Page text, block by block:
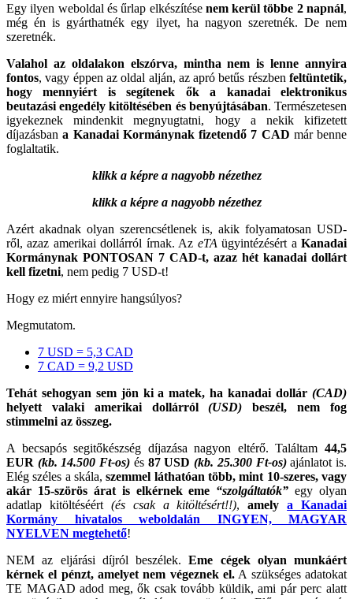
Egy ilyen weboldal és űrlap elkészítése nem kerül többe 2 napnál,
még én is gyárthatnék egy ilyet, ha nagyon szeretnék. De nem
szeretnék.
Valahol az oldalakon elszórva, mintha nem is lenne annyira
fontos, vagy éppen az oldal alján, az apró betűs részben feltüntetik,
hogy mennyiért is segítenek ők a kanadai elektronikus
beutazási engedély kitöltésében és benyújtásában. Természetesen
igyekeznek mindenkit megnyugtatni, hogy a nekik kifizetett
díjazásbana Kanadai Kormánynak fizetendő 7 CAD már benne
foglaltatik.
klikk a képre a nagyobb nézethez
klikk a képre a nagyobb nézethez
Azért akadnak olyan szerencsétlenek is, akik folyamatosan USD-
ről, azaz amerikai dollárról írnak. Az eTA ügyintézésért aKanadai
Kormánynak PONTOSAN 7 CAD-t, azaz hét kanadai dollárt
kell fizetni, nem pedig 7 USD-t!
Hogy ez miért ennyire hangsúlyos?
Megmutatom.
7 USD = 5,3 CAD
7 CAD = 9,2 USD
Tehát sehogyan sem jön ki a matek, ha kanadai dollár (CAD)
helyett valaki amerikai dollárról(USD) beszél, nem fog
stimmelni az összeg.
A becsapós segitőkészség díjazása nagyon eltérő. Találtam 44,5
EUR (kb. 14.500 Ft-os) és87 USD(kb. 25.300 Ft-os)ajánlatot is.
Elég széles a skála,szemmel láthatóan több, mint 10-szeres, vagy
akár 15-szörös árat is elkérnek eme “szolgáltatók” egy olyan
adatlap kitöltéséért (és csak a kitöltésért!!),amelya Kanadai
Kormány hivatalos weboldalán INGYEN, MAGYAR
NYELVEN megtehető!
NEM az eljárási díjról beszélek.Eme cégek olyan munkáért
kérnek el pénzt, amelyet nem végeznek el. A szükséges adatokat
TE MAGAD adod meg, ők csak tovább küldik, ami pár perc alatt